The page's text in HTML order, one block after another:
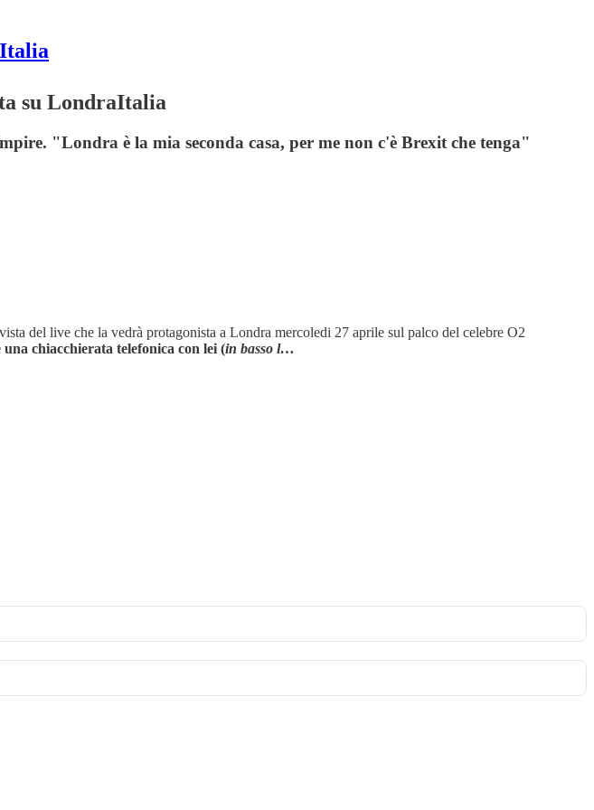
su LondraItalia
"Londra è la mia seconda casa, per me non c'è Brexit che tenga"
del live che la vedrà protagonista a Londra mercoledi 27 aprile sul palco del celebre O2
chiacchierata telefonica con lei (in basso l…